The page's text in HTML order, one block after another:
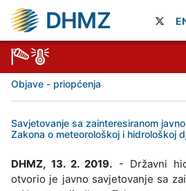
DHMZ
Objave - priopćenja
Savjetovanje sa zainteresiranom
Zakona o meteorološkoj i hidrološkoj
DHMZ, 13. 2. 2019. - Državni
otvorio je javno savjetovanje sa